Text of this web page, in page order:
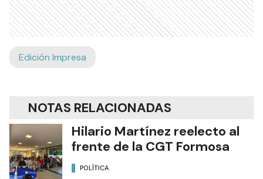
Edición Impresa
NOTAS RELACIONADAS
Hilario Martínez reelecto al
frente de la CGT Formosa
POLÍTICA